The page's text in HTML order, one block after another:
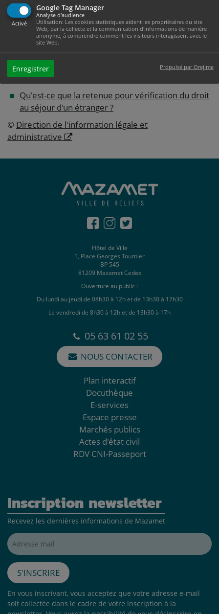
Google Tag Manager
Activé
Analyse d'audience
Utilisation: Les cookies statistiques aident les propriétaires du site
Web, par la collecte et la communication d'informations de manière
anonyme, à comprendre comment les visiteurs interagissent avec le
site Web.
Enregistrer Propulsé par Orejime
Assignation à résidence
Centre de rétention administrative (CRA)
Questions ? Réponses !
Qu'est-ce que l'aide au retour ?
Qu'est-ce que la retenue pour vérification du droit
au séjour d'un étranger ?
© Direction de l'information légale et
administrative
Hôtel de Ville
1, Place Georges Tournier
BP 545
81209 Mazamet Cedex
Ouverture au public :
Du lundi au jeudi de 08h30 à 12h et de 13h30 à 17h30
Le vendredi de 8h30 à 12h et de 13h30 à 17h
05 63 61 02 55
NOUS CONTACTER
Plan interactif
Docuthèque
E-services
Espace presse
Marchés publics
Actes d'état civil
RDV CNI-Passeport
Inscription newsletter
Recevez les dernières informations de Mazamet
Adresse mail*
S'inscrire
En vous inscrivant, vous acceptez que votre adresse e-mail
soit collectée dans le cadre de votre inscription à la